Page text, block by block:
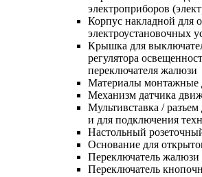
электроприборов
Корпус накладной для
электроустановочных
Крышка для
регулятора
переключателя жалюзи
Материалы монтажные
Механизм датчика
Мультивставка /
и для подключения
Настольный
Основание для
Переключатель жалюзи
Переключатель